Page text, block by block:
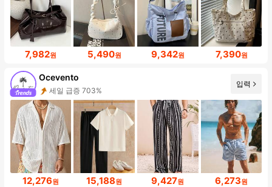
7,982원 5,490원 9,342원 7,390원
Ocevento
세일 급증 703%
입력
12,276원 15,188원 9,427원 6,273원